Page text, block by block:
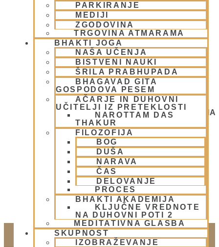
PARKIRANJE
MEDIJI
ZGODOVINA
TRGOVINA ATMARAMA
BHAKTI JOGA
NAŠA UČENJA
BISTVENI NAUKI
ŠRILA PRABHUPADA
BHAGAVAD GITA
GOSPODOVA PESEM
AČARJE IN DUHOVNI
UČITELJI IZ PRETEKLOSTI
NAROTTAM DAS
THAKUR
FILOZOFIJA
BOG
DUŠA
NARAVA
ČAS
DELOVANJE
PROCES
BHAKTI AKADEMIJA
KLJUČNE VREDNOTE
NA DUHOVNI POTI 2
MEDITATIVNA GLASBA
SKUPNOST
IZOBRAŽEVANJE
NEDELJSKO SREČANJE - CENTER HARE KRIŠNA
OGNJENO ŽRTVOVANJE - NARASIMHA JAGJA -
VSAKO SOBOTO